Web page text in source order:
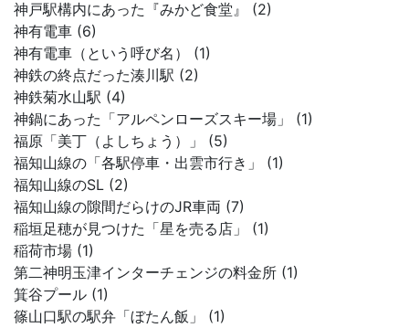
神戸駅構内にあった『みかど食堂』 (2)
神有電車 (6)
神有電車（という呼び名） (1)
神鉄の終点だった湊川駅 (2)
神鉄菊水山駅 (4)
神鍋にあった「アルペンローズスキー場」 (1)
福原「美丁（よしちょう）」 (5)
福知山線の「各駅停車・出雲市行き」 (1)
福知山線のSL (2)
福知山線の隙間だらけのJR車両 (7)
稲垣足穂が見つけた「星を売る店」 (1)
稲荷市場 (1)
第二神明玉津インターチェンジの料金所 (1)
箕谷プール (1)
篠山口駅の駅弁「ぼたん飯」 (1)